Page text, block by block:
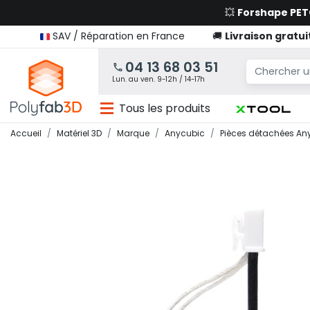
💥 Forshape
SAV / Réparation en France
🚚 Livraison
04 13 68 03 51
Lun. au ven. 9-12h / 14-17h
Tous les produits
Accueil Matériel 3D Marque Anycubic Pièces détachées